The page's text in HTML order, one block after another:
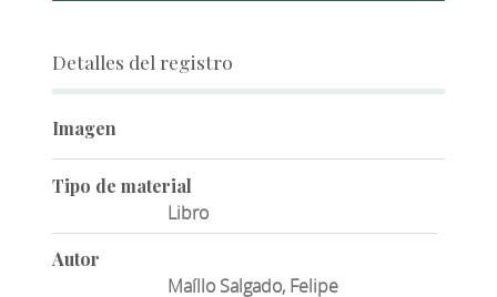
Detalles del registro
Imagen
Tipo de material
Libro
Autor
Maíllo Salgado, Felipe